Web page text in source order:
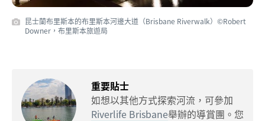
昆士蘭布里斯本的布里斯本河邊大道（Brisbane Riverwalk）©Robert
Downer，布里斯本旅遊局
重要貼士
如想以其他方式探索河流，可參加
Riverlife Brisbane舉辦的導賞團。您